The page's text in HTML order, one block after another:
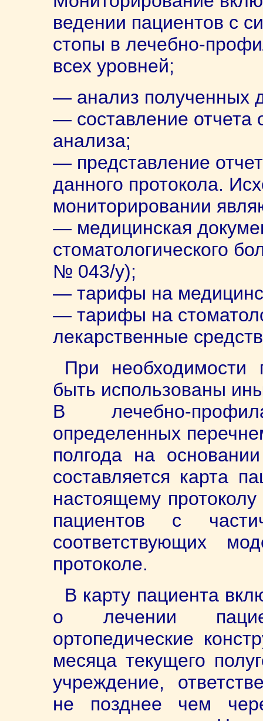
ведении пациентов с
стопы в лечебно-
всех уровней;
— анализ полученных
— составление отчета
анализа;
— представление
данного протокола.
мониторировании
— медицинская
стоматологического
№ 043/у);
— тарифы на
— тарифы на
лекарственные
При необходимости
быть использованы
В лечебно-
определенных
полгода на
составляется карта
настоящему
пациентов с
соответствующих
протоколе.
В карту пациента
о лечении
ортопедические
месяца текущего
учреждение,
не позднее чем